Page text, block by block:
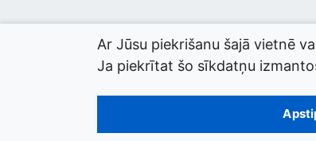
© 2026 termini.gov.lv. Izstrādātājs:
Ar Jūsu piekrišanu šajā vietnē
Ja piekrītat šo sīkdatņu